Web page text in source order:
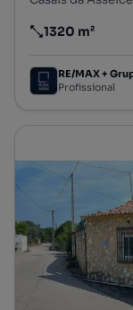
Preço por
1320 m²
RE/MAX +
Profissional